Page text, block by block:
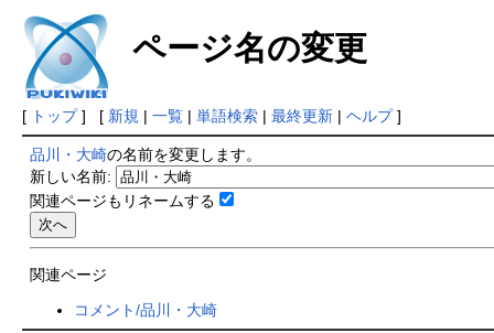
ページ名の変更
[ トップ] [ 新規 | 一覧| 単語検索| 最終更新| ヘルプ]
品川・大崎の名前を変更します。
新しい名前:
関連ページもリネームする
関連ページ
コメント/品川・大崎